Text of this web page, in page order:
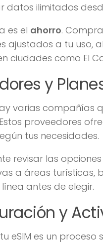
datos ilimitados
es el ahorro.
ajustados a tu uso,
ciudades como El
y
varias compañías
proveedores
tus necesidades.
revisar las
a áreas
línea antes de elegir.
y
eSIM es un proceso